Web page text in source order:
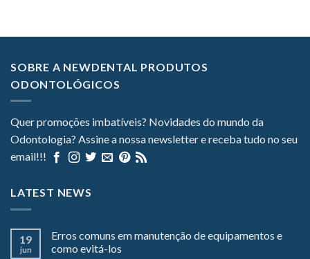
SOBRE A NEWDENTAL PRODUTOS
ODONTOLÓGICOS
Quer promoções imbatíveis? Novidades do mundo da
Odontologia? Assine a nossa newsletter e receba tudo no seu
email!!!
LATEST NEWS
19
jun
Erros comuns em manutenção de equipamentos e
como evitá-los